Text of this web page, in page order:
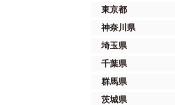
東京都
神奈川県
埼玉県
千葉県
群馬県
茨城県